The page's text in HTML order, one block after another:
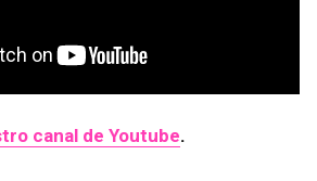
canal de Youtube.